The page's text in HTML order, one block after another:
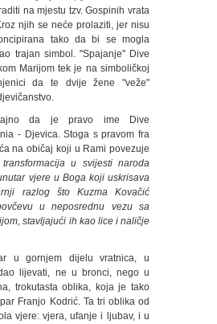
na mjestu tzv. Gospinih vrata
njih se neće prolaziti, jer nisu
tako da bi se mogla
trajan simbol. "Spajanje" Dive
Marijom tek je na simboličkoj
da te dvije žene "veže"
da je pravo ime Dive
- Djevica. Stoga s pravom fra
na običaj koji u Rami povezuje
transformacija u svijesti naroda
vjere u Boga koji uskrisava
razlog što Kuzma Kovačić
u neposrednu vezu sa
stavljajući ih kao lice i naličje
u gornjem dijelu vratnica, u
lijevati, ne u bronci, nego u
trokutasta oblika, koja je tako
Franjo Kodrić. Ta tri oblika od
vjere: vjera, ufanje i ljubav, i u